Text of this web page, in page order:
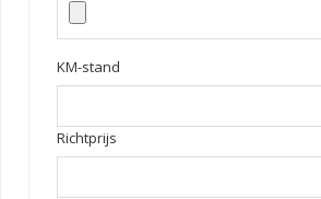
KM-stand
Richtprijs